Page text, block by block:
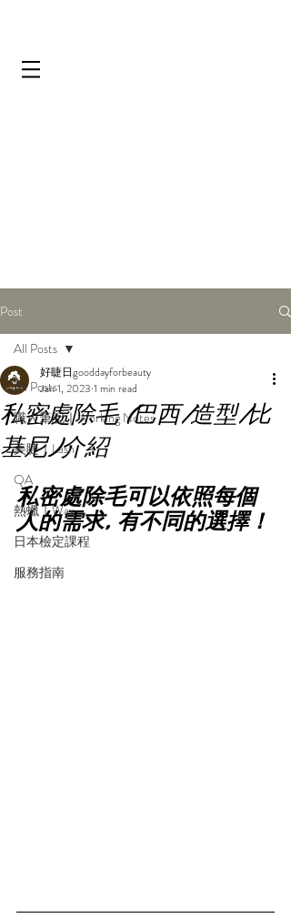
Post
All Posts
職人筆記｜Working Notes
美睫｜Lash
QA
熱蠟｜Wax
日本檢定課程
服務指南
All Posts
私密處除毛 (巴西/造型/比
基尼)介紹
好睫日gooddayforbeauty
Jan 1, 2023 1 min read
私密處除毛可以依照每個
人的需求, 有不同的選擇！